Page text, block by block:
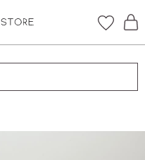
新規会員登録